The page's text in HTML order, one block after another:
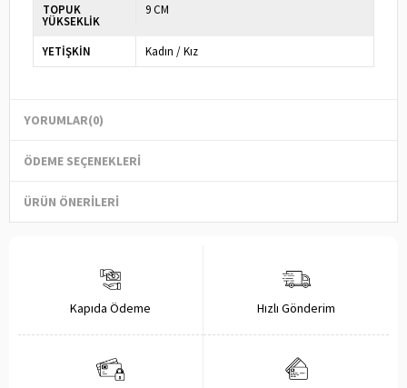
TOPUK
YÜKSEKLİK
9 CM
YETİŞKİN Kadın / Kız
YORUMLAR(0)
ÖDEME SEÇENEKLERI
ÜRÜN ÖNERILERI
Kapıda Ödeme Hızlı Gönderim